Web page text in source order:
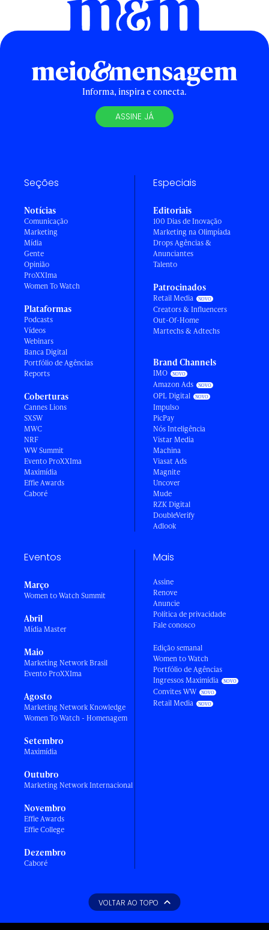
Informa, inspira e conecta.
ASSINE JÁ
Seções
Notícias
Comunicação
Marketing
Mídia
Gente
Opinião
ProXXIma
Women To Watch
Plataformas
Podcasts
Vídeos
Webinars
Banca Digital
Portfólio de Agências
Reports
Coberturas
Cannes Lions
SXSW
MWC
NRF
WW Summit
Evento ProXXIma
Maximídia
Effie Awards
Caboré
Especiais
Editoriais
100 Dias de Inovação
Marketing na Olimpíada
Drops Agências &
Anunciantes
Talento
Patrocinados
Retail Media
Creators & Influencers
Out-Of-Home
Martechs & Adtechs
Brand Channels
IMO
Amazon Ads
OPL Digital
Impulso
PicPay
Nós Inteligência
Vistar Media
Machina
Viasat Ads
Magnite
Uncover
Mude
RZK Digital
DoubleVerify
Adlook
Eventos
Março
Women to Watch Summit
Abril
Mídia Master
Maio
Marketing Network Brasil
Evento ProXXIma
Agosto
Marketing Network Knowledge
Women To Watch - Homenagem
Setembro
Maximídia
Outubro
Marketing Network Internacional
Novembro
Effie Awards
Effie College
Dezembro
Caboré
Mais
Assine
Renove
Anuncie
Política de privacidade
Fale conosco
Edição semanal
Women to Watch
Portfólio de Agências
Ingressos Maximídia
Convites WW
Retail Media
VOLTAR AO TOPO